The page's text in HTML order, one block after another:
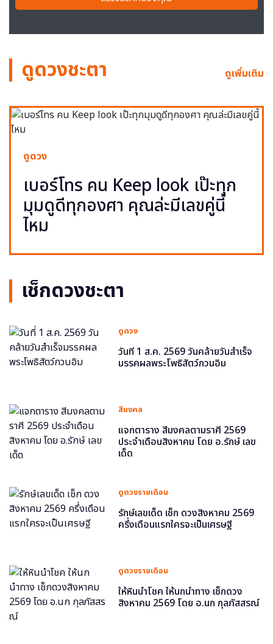
ดูดวงชะตา ดูเพิ่มเติม
ดูดวง
เบอร์โทร คน Keep look เป๊ะทุก
มุมดูดีทุกองศา คุณล่ะมีเลขคู่นี้
ไหม
เช็กดวงชะตา
ดูดวง
วันที่ 1 ส.ค. 2569 วันคล้ายวันสำเร็จ
มรรคผลพระโพธิสัตว์กวนอิม
สีมงคล
แจกตาราง สีมงคลตามราศี 2569
ประจำเดือนสิงหาคม โดย อ.รักษ์ เลข
เด็ด
ดูดวงรายเดือน
รักษ์เลขเด็ด เช็ก ดวงสิงหาคม 2569
ครึ่งเดือนแรกใครจะเป็นเศรษฐี
ดูดวงรายเดือน
ให้หินนำโชค ให้นกนำทาง เช็กดวง
สิงหาคม 2569 โดย อ.นก กุลภัสสรณ์